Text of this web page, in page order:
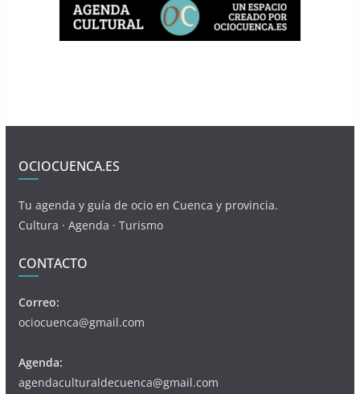
OCIOCUENCA.ES
Tu agenda y guía de ocio en Cuenca y provincia.
Cultura · Agenda · Turismo
CONTACTO
Correo:
ociocuenca@gmail.com
Agenda:
agendaculturaldecuenca@gmail.com